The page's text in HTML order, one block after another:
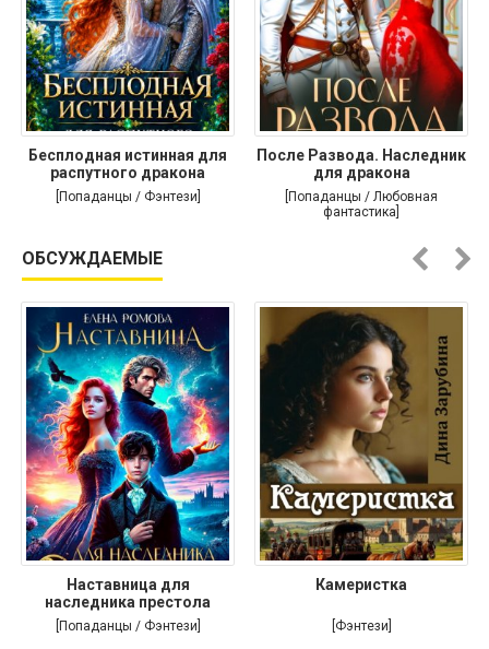
Бесплодная истинная для
распутного дракона
[Попаданцы / Фэнтези]
После Развода. Наследник
для дракона
[Попаданцы / Любовная
фантастика]
ОБСУЖДАЕМЫЕ
Наставница для
наследника престола
[Попаданцы / Фэнтези]
Камеристка
[Фэнтези]